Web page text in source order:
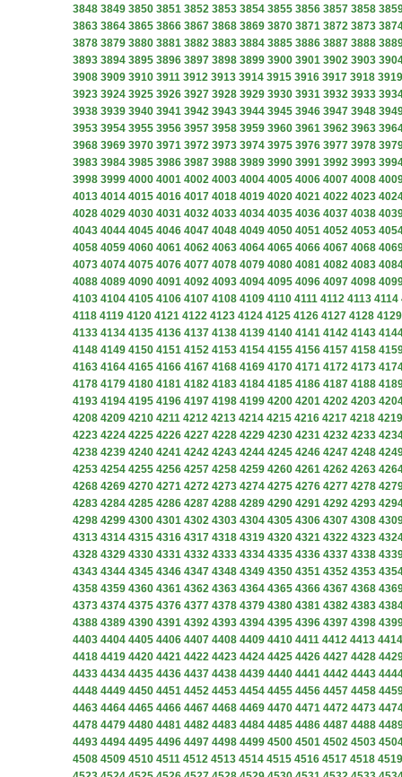
3848 3849 3850 3851 3852 3853 3854 3855 3856 3857 3858
3863 3864 3865 3866 3867 3868 3869 3870 3871 3872 3873
3878 3879 3880 3881 3882 3883 3884 3885 3886 3887 3888
3893 3894 3895 3896 3897 3898 3899 3900 3901 3902 3903
3908 3909 3910 3911 3912 3913 3914 3915 3916 3917 3918 3919
3923 3924 3925 3926 3927 3928 3929 3930 3931 3932 3933
3938 3939 3940 3941 3942 3943 3944 3945 3946 3947 3948
3953 3954 3955 3956 3957 3958 3959 3960 3961 3962 3963
3968 3969 3970 3971 3972 3973 3974 3975 3976 3977 3978
3983 3984 3985 3986 3987 3988 3989 3990 3991 3992 3993
3998 3999 4000 4001 4002 4003 4004 4005 4006 4007 4008
4013 4014 4015 4016 4017 4018 4019 4020 4021 4022 4023
4028 4029 4030 4031 4032 4033 4034 4035 4036 4037 4038
4043 4044 4045 4046 4047 4048 4049 4050 4051 4052 4053
4058 4059 4060 4061 4062 4063 4064 4065 4066 4067 4068
4073 4074 4075 4076 4077 4078 4079 4080 4081 4082 4083
4088 4089 4090 4091 4092 4093 4094 4095 4096 4097 4098
4103 4104 4105 4106 4107 4108 4109 4110 4111 4112 4113 4114
4118 4119 4120 4121 4122 4123 4124 4125 4126 4127 4128 4129
4133 4134 4135 4136 4137 4138 4139 4140 4141 4142 4143
4148 4149 4150 4151 4152 4153 4154 4155 4156 4157 4158
4163 4164 4165 4166 4167 4168 4169 4170 4171 4172 4173
4178 4179 4180 4181 4182 4183 4184 4185 4186 4187 4188
4193 4194 4195 4196 4197 4198 4199 4200 4201 4202 4203
4208 4209 4210 4211 4212 4213 4214 4215 4216 4217 4218 4219
4223 4224 4225 4226 4227 4228 4229 4230 4231 4232 4233
4238 4239 4240 4241 4242 4243 4244 4245 4246 4247 4248
4253 4254 4255 4256 4257 4258 4259 4260 4261 4262 4263
4268 4269 4270 4271 4272 4273 4274 4275 4276 4277 4278
4283 4284 4285 4286 4287 4288 4289 4290 4291 4292 4293
4298 4299 4300 4301 4302 4303 4304 4305 4306 4307 4308
4313 4314 4315 4316 4317 4318 4319 4320 4321 4322 4323
4328 4329 4330 4331 4332 4333 4334 4335 4336 4337 4338
4343 4344 4345 4346 4347 4348 4349 4350 4351 4352 4353
4358 4359 4360 4361 4362 4363 4364 4365 4366 4367 4368
4373 4374 4375 4376 4377 4378 4379 4380 4381 4382 4383
4388 4389 4390 4391 4392 4393 4394 4395 4396 4397 4398
4403 4404 4405 4406 4407 4408 4409 4410 4411 4412 4413 4414
4418 4419 4420 4421 4422 4423 4424 4425 4426 4427 4428
4433 4434 4435 4436 4437 4438 4439 4440 4441 4442 4443
4448 4449 4450 4451 4452 4453 4454 4455 4456 4457 4458
4463 4464 4465 4466 4467 4468 4469 4470 4471 4472 4473
4478 4479 4480 4481 4482 4483 4484 4485 4486 4487 4488
4493 4494 4495 4496 4497 4498 4499 4500 4501 4502 4503
4508 4509 4510 4511 4512 4513 4514 4515 4516 4517 4518 4519